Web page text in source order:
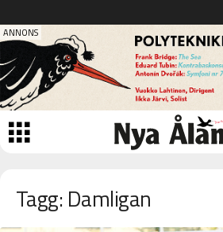
Tagg: Damligan